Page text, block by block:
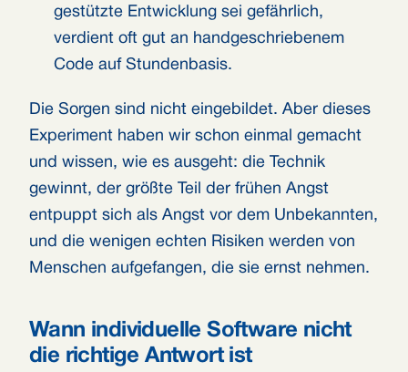
gestützte Entwicklung sei gefährlich,
verdient oft gut an handgeschriebenem
Code auf Stundenbasis.
Die Sorgen sind nicht eingebildet. Aber dieses
Experiment haben wir schon einmal gemacht
und wissen, wie es ausgeht: die Technik
gewinnt, der größte Teil der frühen Angst
entpuppt sich als Angst vor dem Unbekannten,
und die wenigen echten Risiken werden von
Menschen aufgefangen, die sie ernst nehmen.
Wann individuelle Software nicht
die richtige Antwort ist